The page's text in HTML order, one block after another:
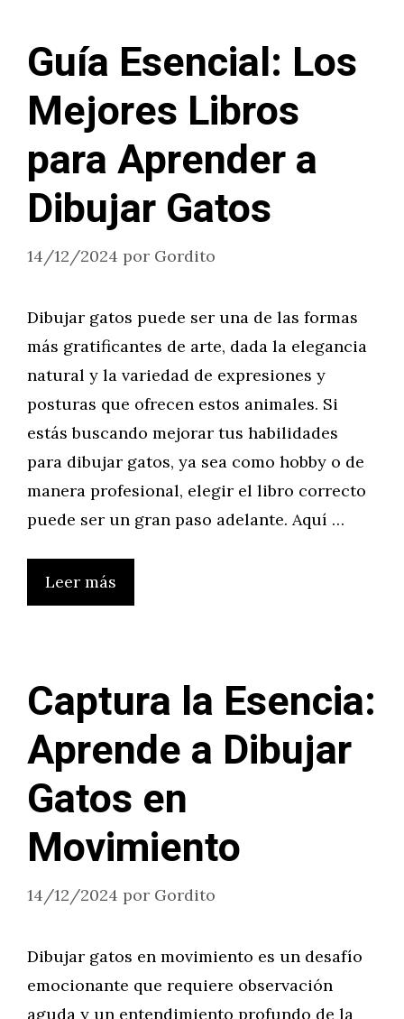
Guía Esencial: Los
Mejores Libros
para Aprender a
Dibujar Gatos
14/12/2024 por Gordito
Dibujar gatos puede ser una de las formas
más gratificantes de arte, dada la elegancia
natural y la variedad de expresiones y
posturas que ofrecen estos animales. Si
estás buscando mejorar tus habilidades
para dibujar gatos, ya sea como hobby o de
manera profesional, elegir el libro correcto
puede ser un gran paso adelante. Aquí …
Leer más
Captura la Esencia:
Aprende a Dibujar
Gatos en
Movimiento
14/12/2024 por Gordito
Dibujar gatos en movimiento es un desafío
emocionante que requiere observación
aguda y un entendimiento profundo de la